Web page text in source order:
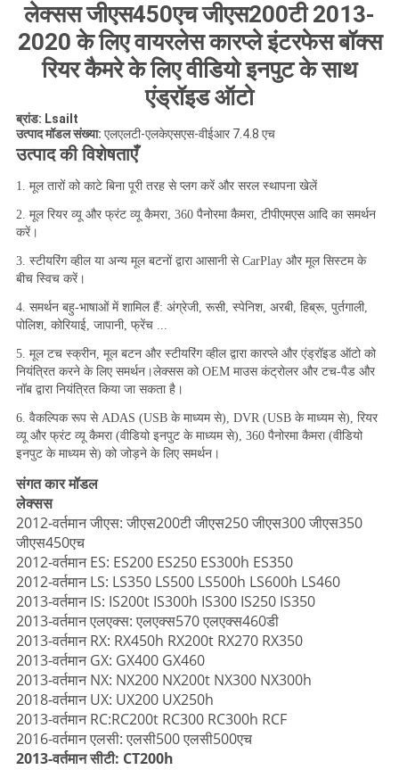
लेक्सस जीएस450एच जीएस200टी 2013-
2020 के लिए वायरलेस कारप्ले इंटरफेस बॉक्स
रियर कैमरे के लिए वीडियो इनपुट के साथ
एंड्रॉइड ऑटो
ब्रांड: Lsailt
उत्पाद मॉडल संख्या: एलएलटी-एलकेएसएस-वीईआर 7.4.8 एच
उत्पाद की विशेषताएँ
1. मूल तारों को काटे बिना पूरी तरह से प्लग करें और सरल स्थापना खेलें
2. मूल रियर व्यू और फ्रंट व्यू कैमरा, 360 पैनोरमा कैमरा, टीपीएमएस आदि का समर्थन
करें।
3. स्टीयरिंग व्हील या अन्य मूल बटनों द्वारा आसानी से CarPlay और मूल सिस्टम के
बीच स्विच करें।
4. समर्थन बहु-भाषाओं में शामिल हैं: अंग्रेजी, रूसी, स्पेनिश, अरबी, हिब्रू, पुर्तगाली,
पोलिश, कोरियाई, जापानी, फ्रेंच ...
5. मूल टच स्क्रीन, मूल बटन और स्टीयरिंग व्हील द्वारा कारप्ले और एंड्रॉइड ऑटो को
नियंत्रित करने के लिए समर्थन।लेक्सस को OEM माउस कंट्रोलर और टच-पैड और
नॉब द्वारा नियंत्रित किया जा सकता है।
6. वैकल्पिक रूप से ADAS (USB के माध्यम से), DVR (USB के माध्यम से), रियर
व्यू और फ्रंट व्यू कैमरा (वीडियो इनपुट के माध्यम से), 360 पैनोरमा कैमरा (वीडियो
इनपुट के माध्यम से) को जोड़ने के लिए समर्थन।
संगत कार मॉडल
लेक्सस
2012-वर्तमान जीएस: जीएस200टी जीएस250 जीएस300 जीएस350
जीएस450एच
2012-वर्तमान ES: ES200 ES250 ES300h ES350
2012-वर्तमान LS: LS350 LS500 LS500h LS600h LS460
2013-वर्तमान IS: IS200t IS300h IS300 IS250 IS350
2013-वर्तमान एलएक्स: एलएक्स570 एलएक्स460डी
2013-वर्तमान RX: RX450h RX200t RX270 RX350
2013-वर्तमान GX: GX400 GX460
2013-वर्तमान NX: NX200 NX200t NX300 NX300h
2018-वर्तमान UX: UX200 UX250h
2013-वर्तमान RC:RC200t RC300 RC300h RCF
2016-वर्तमान एलसी: एलसी500 एलसी500एच
2013-वर्तमान सीटी: CT200h